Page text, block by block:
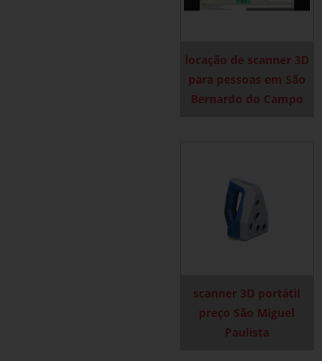
locação de scanner 3D
para pessoas em São
Bernardo do Campo
scanner 3D portátil
preço São Miguel
Paulista